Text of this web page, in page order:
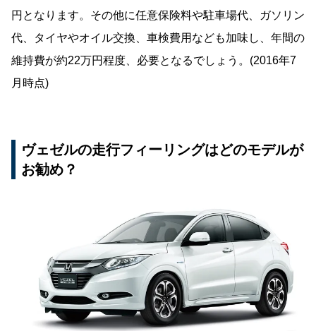
円となります。その他に任意保険料や駐車場代、ガソリン
代、タイヤやオイル交換、車検費用なども加味し、年間の
維持費が約22万円程度、必要となるでしょう。(2016年7
月時点)
ヴェゼルの走行フィーリングはどのモデルが
お勧め？